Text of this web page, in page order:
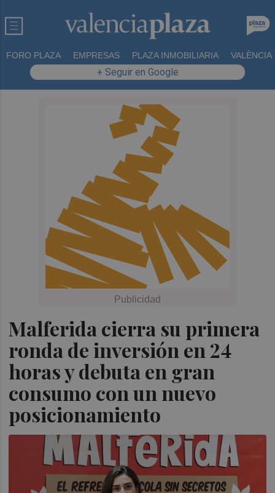
FORO PLAZA EMPRESAS PLAZA INMOBILIARIA VALÈNCIA
+ Seguir en Google
Malferida cierra su primera
ronda de inversión en 24
horas y debuta en gran
consumo con un nuevo
posicionamiento